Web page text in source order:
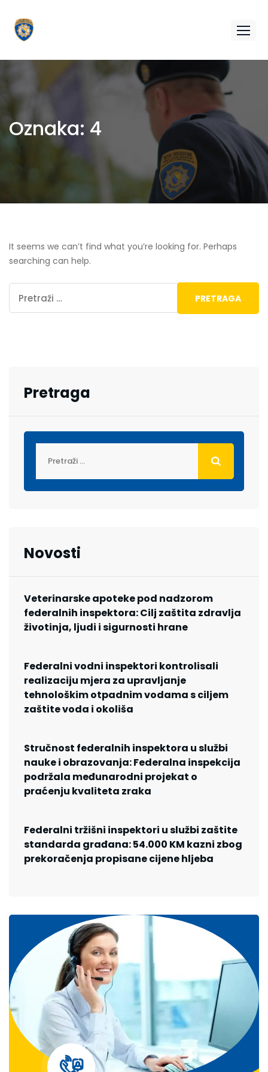
Oznaka: 4
It seems we can’t find what you’re looking for. Perhaps
searching can help.
Pretraga
Novosti
Veterinarske apoteke pod nadzorom
federalnih inspektora: Cilj zaštita zdravlja
životinja, ljudi i sigurnosti hrane
Federalni vodni inspektori kontrolisali
realizaciju mjera za upravljanje
tehnološkim otpadnim vodama s ciljem
zaštite voda i okoliša
Stručnost federalnih inspektora u službi
nauke i obrazovanja: Federalna inspekcija
podržala međunarodni projekat o
praćenju kvaliteta zraka
Federalni tržišni inspektori u službi zaštite
standarda građana: 54.000 KM kazni zbog
prekoračenja propisane cijene hljeba